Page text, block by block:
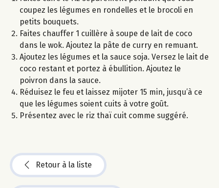
coupez les légumes en rondelles et le brocoli en
petits bouquets.
Faites chauffer 1 cuillère à soupe de lait de coco
dans le wok. Ajoutez la pâte de curry en remuant.
Ajoutez les légumes et la sauce soja. Versez le lait de
coco restant et portez à ébullition. Ajoutez le
poivron dans la sauce.
Réduisez le feu et laissez mijoter 15 min, jusqu’à ce
que les légumes soient cuits à votre goût.
Présentez avec le riz thaï cuit comme suggéré.
Retour à la liste